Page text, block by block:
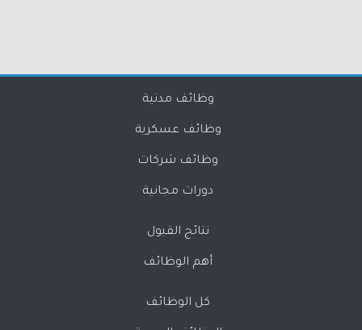
وظائف مدنية
وظائف عسكرية
وظائف شركات
دورات مجانية
نتائج القبول
أهم الوظائف
كل الوظائف